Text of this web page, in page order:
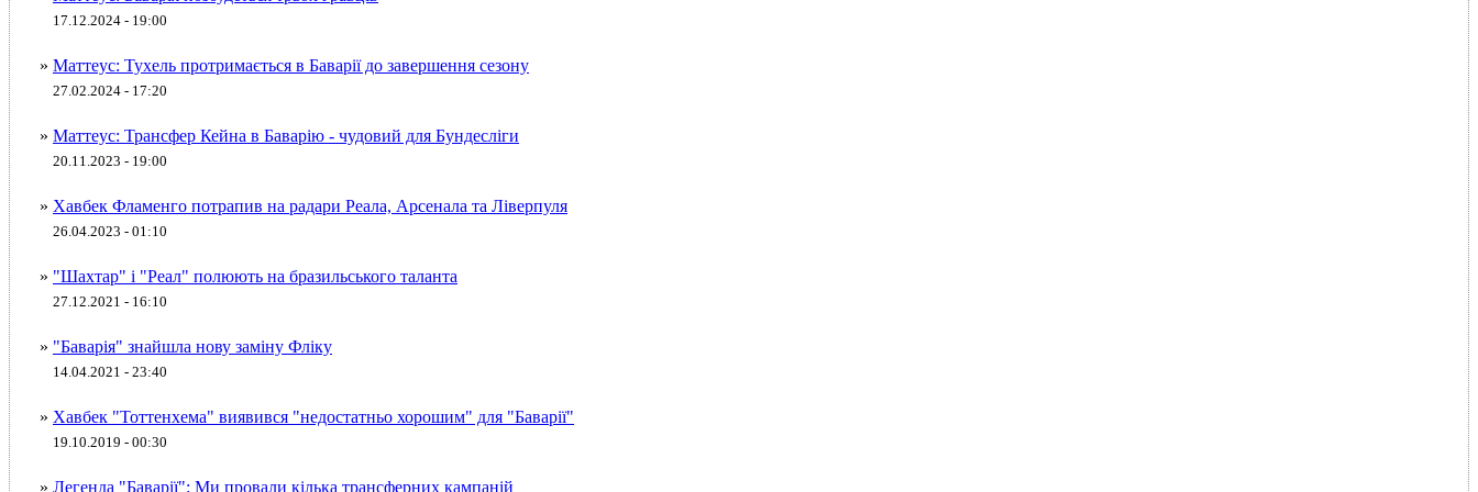
17.12.2024 - 19:00
» Маттеус: Тухель протримається в Баварії до завершення сезону
27.02.2024 - 17:20
» Маттеус: Трансфер Кейна в Баварію - чудовий для Бундесліги
20.11.2023 - 19:00
» Хавбек Фламенго потрапив на радари Реала, Арсенала та Ліверпуля
26.04.2023 - 01:10
» "Шахтар" і "Реал" полюють на бразильського таланта
27.12.2021 - 16:10
» "Баварія" знайшла нову заміну Фліку
14.04.2021 - 23:40
» Хавбек "Тоттенхема" виявився "недостатньо хорошим" для "Баварії"
19.10.2019 - 00:30
» Легенда "Баварії": Ми провали кілька трансферних кампаній